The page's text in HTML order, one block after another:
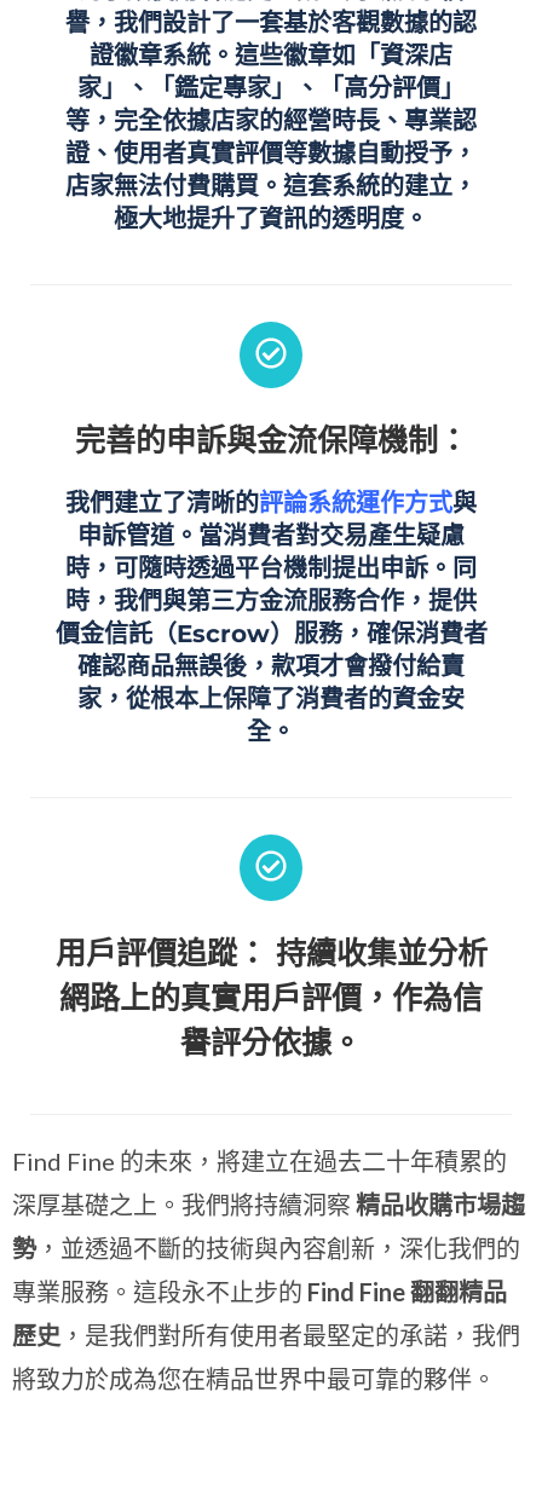
譽，我們設計了一套基於客觀數據的認
證徽章系統。這些徽章如「資深店
家」、「鑑定專家」、「高分評價」
等，完全依據店家的經營時長、專業認
證、使用者真實評價等數據自動授予，
店家無法付費購買。這套系統的建立，
極大地提升了資訊的透明度。
完善的申訴與金流保障機制：
我們建立了清晰的評論系統運作方式與
申訴管道。當消費者對交易產生疑慮
時，可隨時透過平台機制提出申訴。同
時，我們與第三方金流服務合作，提供
價金信託（Escrow）服務，確保消費者
確認商品無誤後，款項才會撥付給賣
家，從根本上保障了消費者的資金安
全。
用戶評價追蹤： 持續收集並分析
網路上的真實用戶評價，作為信
譽評分依據。
Find Fine 的未來，將建立在過去二十年積累的
深厚基礎之上。我們將持續洞察 精品收購市場趨
勢，並透過不斷的技術與內容創新，深化我們的
專業服務。這段永不止步的 Find Fine 翻翻精品
歷史 ，是我們對所有使用者最堅定的承諾，我們
將致力於成為您在精品世界中最可靠的夥伴。